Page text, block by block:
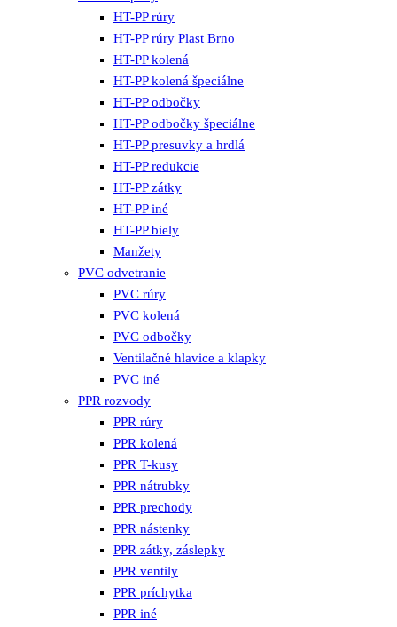
HT-PP rúry
HT-PP rúry Plast Brno
HT-PP kolená
HT-PP kolená špeciálne
HT-PP odbočky
HT-PP odbočky špeciálne
HT-PP presuvky a hrdlá
HT-PP redukcie
HT-PP zátky
HT-PP iné
HT-PP biely
Manžety
PVC odvetranie
PVC rúry
PVC kolená
PVC odbočky
Ventilačné hlavice a klapky
PVC iné
PPR rozvody
PPR rúry
PPR kolená
PPR T-kusy
PPR nátrubky
PPR prechody
PPR nástenky
PPR zátky, záslepky
PPR ventily
PPR príchytka
PPR iné